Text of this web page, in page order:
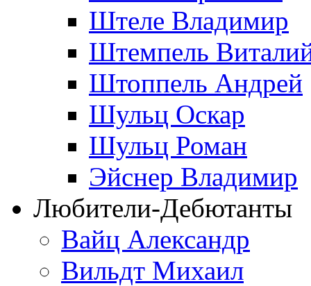
Штеле Владимир
Штемпель
Штоппель Андрей
Шульц Оскар
Шульц Роман
Эйснер Владимир
Любители-Дебютанты
Вайц Александр
Вильдт Михаил